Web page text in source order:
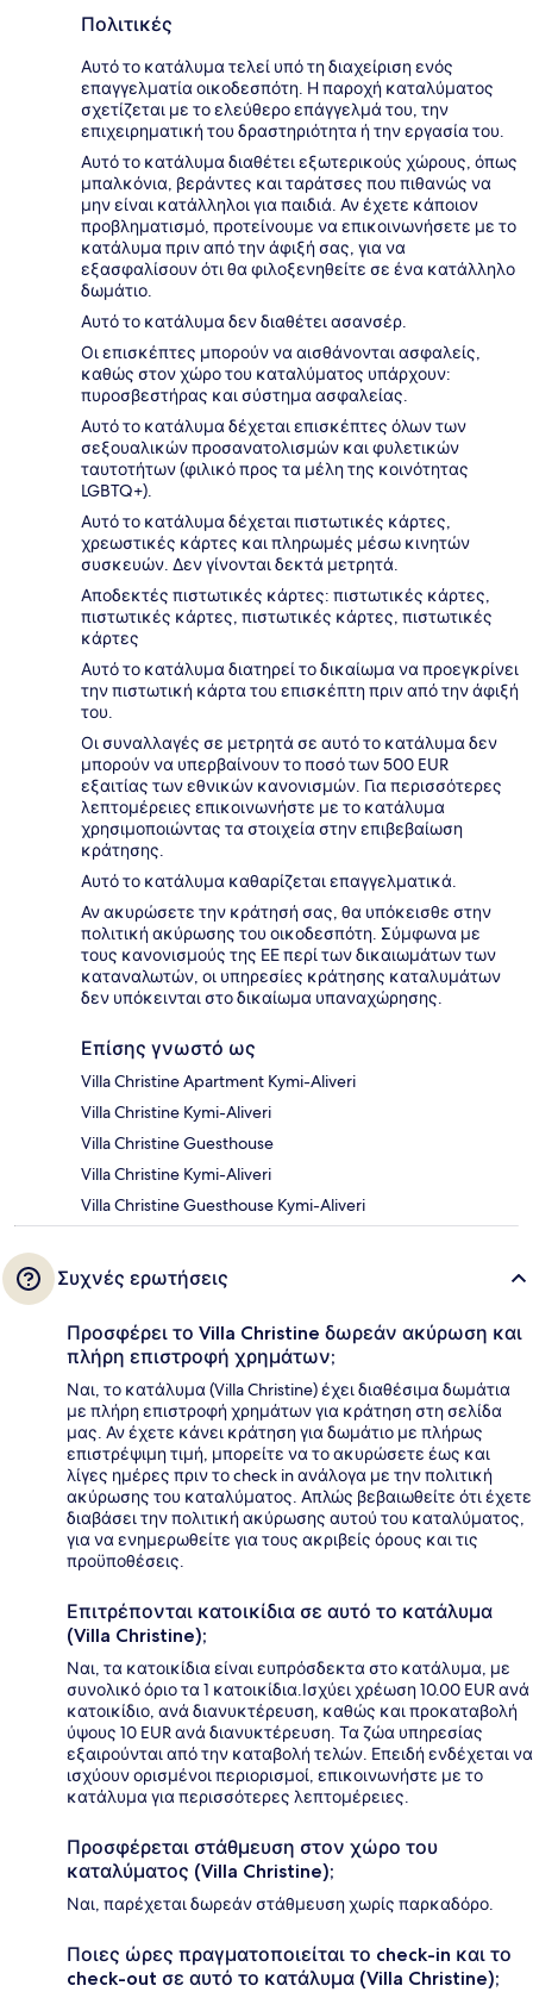
Πολιτικές
Αυτό το κατάλυμα τελεί υπό τη διαχείριση ενός
επαγγελματία οικοδεσπότη. Η παροχή καταλύματος
σχετίζεται με το ελεύθερο επάγγελμά του, την
επιχειρηματική του δραστηριότητα ή την εργασία του.
Αυτό το κατάλυμα διαθέτει εξωτερικούς χώρους, όπως
μπαλκόνια, βεράντες και ταράτσες που πιθανώς να
μην είναι κατάλληλοι για παιδιά. Αν έχετε κάποιον
προβληματισμό, προτείνουμε να επικοινωνήσετε με το
κατάλυμα πριν από την άφιξή σας, για να
εξασφαλίσουν ότι θα φιλοξενηθείτε σε ένα κατάλληλο
δωμάτιο.
Αυτό το κατάλυμα δεν διαθέτει ασανσέρ.
Οι επισκέπτες μπορούν να αισθάνονται ασφαλείς,
καθώς στον χώρο του καταλύματος υπάρχουν:
πυροσβεστήρας και σύστημα ασφαλείας.
Αυτό το κατάλυμα δέχεται επισκέπτες όλων των
σεξουαλικών προσανατολισμών και φυλετικών
ταυτοτήτων (φιλικό προς τα μέλη της κοινότητας
LGBTQ+).
Αυτό το κατάλυμα δέχεται πιστωτικές κάρτες,
χρεωστικές κάρτες και πληρωμές μέσω κινητών
συσκευών. Δεν γίνονται δεκτά μετρητά.
Αποδεκτές πιστωτικές κάρτες: πιστωτικές κάρτες,
πιστωτικές κάρτες, πιστωτικές κάρτες, πιστωτικές
κάρτες
Αυτό το κατάλυμα διατηρεί το δικαίωμα να προεγκρίνει
την πιστωτική κάρτα του επισκέπτη πριν από την άφιξή
του.
Οι συναλλαγές σε μετρητά σε αυτό το κατάλυμα δεν
μπορούν να υπερβαίνουν το ποσό των 500 EUR
εξαιτίας των εθνικών κανονισμών. Για περισσότερες
λεπτομέρειες επικοινωνήστε με το κατάλυμα
χρησιμοποιώντας τα στοιχεία στην επιβεβαίωση
κράτησης.
Αυτό το κατάλυμα καθαρίζεται επαγγελματικά.
Αν ακυρώσετε την κράτησή σας, θα υπόκεισθε στην
πολιτική ακύρωσης του οικοδεσπότη. Σύμφωνα με
τους κανονισμούς της ΕΕ περί των δικαιωμάτων των
καταναλωτών, οι υπηρεσίες κράτησης καταλυμάτων
δεν υπόκεινται στο δικαίωμα υπαναχώρησης.
Επίσης γνωστό ως
Villa Christine Apartment Kymi-Aliveri
Villa Christine Kymi-Aliveri
Villa Christine Guesthouse
Villa Christine Kymi-Aliveri
Villa Christine Guesthouse Kymi-Aliveri
Συχνές ερωτήσεις
Προσφέρει το Villa Christine δωρεάν ακύρωση και
πλήρη επιστροφή χρημάτων;
Ναι, το κατάλυμα (Villa Christine) έχει διαθέσιμα δωμάτια
με πλήρη επιστροφή χρημάτων για κράτηση στη σελίδα
μας. Αν έχετε κάνει κράτηση για δωμάτιο με πλήρως
επιστρέψιμη τιμή, μπορείτε να το ακυρώσετε έως και
λίγες ημέρες πριν το check in ανάλογα με την πολιτική
ακύρωσης του καταλύματος. Απλώς βεβαιωθείτε ότι έχετε
διαβάσει την πολιτική ακύρωσης αυτού του καταλύματος,
για να ενημερωθείτε για τους ακριβείς όρους και τις
προϋποθέσεις.
Επιτρέπονται κατοικίδια σε αυτό το κατάλυμα
(Villa Christine);
Ναι, τα κατοικίδια είναι ευπρόσδεκτα στο κατάλυμα, με
συνολικό όριο τα 1 κατοικίδια.Ισχύει χρέωση 10.00 EUR ανά
κατοικίδιο, ανά διανυκτέρευση, καθώς και προκαταβολή
ύψους 10 EUR ανά διανυκτέρευση. Τα ζώα υπηρεσίας
εξαιρούνται από την καταβολή τελών. Επειδή ενδέχεται να
ισχύουν ορισμένοι περιορισμοί, επικοινωνήστε με το
κατάλυμα για περισσότερες λεπτομέρειες.
Προσφέρεται στάθμευση στον χώρο του
καταλύματος (Villa Christine);
Ναι, παρέχεται δωρεάν στάθμευση χωρίς παρκαδόρο.
Ποιες ώρες πραγματοποιείται το check-in και το
check-out σε αυτό το κατάλυμα (Villa Christine);